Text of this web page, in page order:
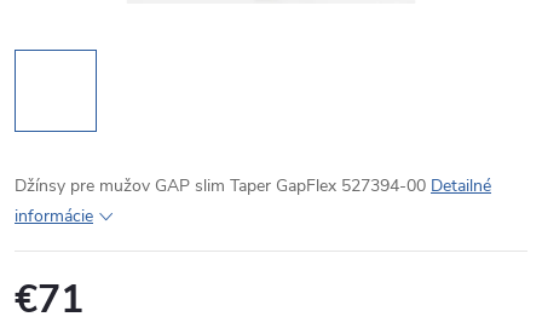
Džínsy pre mužov GAP slim Taper GapFlex 527394-00 Detailné
informácie
€71